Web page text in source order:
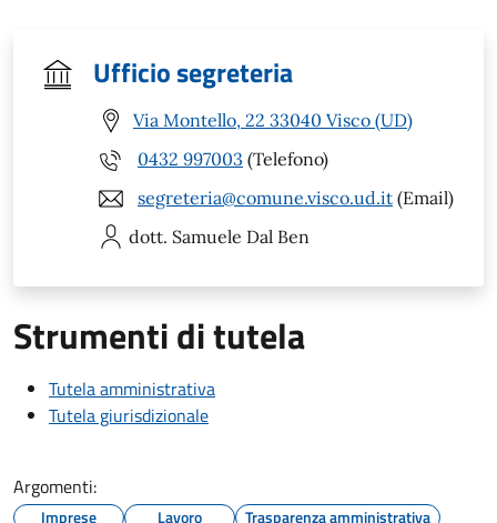
Ufficio segreteria
Via Montello, 22 33040 Visco (UD)
0432 997003 (Telefono)
segreteria@comune.visco.ud.it (Email)
dott. Samuele Dal Ben
Strumenti di tutela
Tutela amministrativa
Tutela giurisdizionale
Argomenti:
Imprese Lavoro Trasparenza amministrativa